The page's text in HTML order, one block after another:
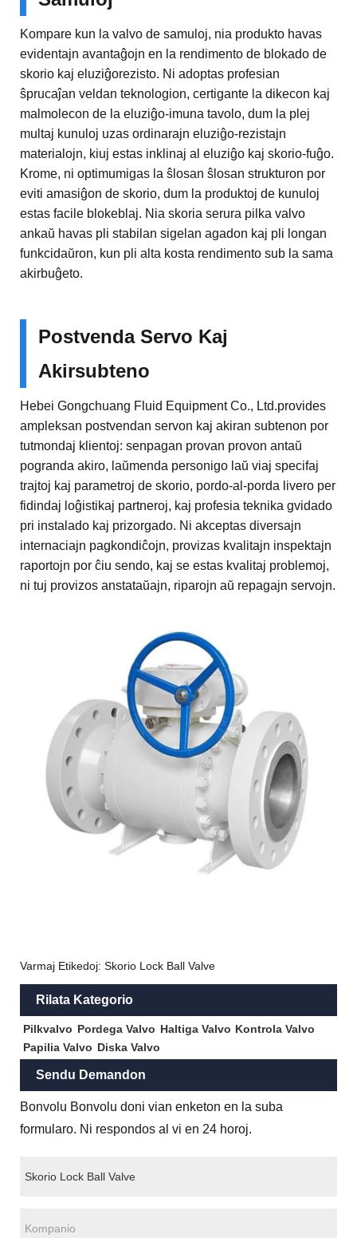
Kompare kun la valvo de samuloj, nia produkto havas
evidentajn avantaĝojn en la rendimento de blokado de
skorio kaj eluziĝorezisto. Ni adoptas profesian
ŝprucaĵan veldan teknologion, certigante la dikecon kaj
malmolecon de la eluziĝo-imuna tavolo, dum la plej
multaj kunuloj uzas ordinarajn eluziĝo-rezistajn
materialojn, kiuj estas inklinaj al eluziĝo kaj skorio-fuĝo.
Krome, ni optimumigas la ŝlosan ŝlosan strukturon por
eviti amasiĝon de skorio, dum la produktoj de kunuloj
estas facile blokeblaj. Nia skoria serura pilka valvo
ankaŭ havas pli stabilan sigelan agadon kaj pli longan
funkcidaŭron, kun pli alta kosta rendimento sub la sama
akirbuĝeto.
Postvenda Servo Kaj
Akirsubteno
Hebei Gongchuang Fluid Equipment Co., Ltd.provides
ampleksan postvendan servon kaj akiran subtenon por
tutmondaj klientoj: senpagan provan provon antaŭ
pogranda akiro, laŭmenda personigo laŭ viaj specifaj
trajtoj kaj parametroj de skorio, pordo-al-porda livero per
fidindaj loĝistikaj partneroj, kaj profesia teknika gvidado
pri instalado kaj prizorgado. Ni akceptas diversajn
internaciajn pagkondiĉojn, provizas kvalitajn inspektajn
raportojn por ĉiu sendo, kaj se estas kvalitaj problemoj,
ni tuj provizos anstataŭajn, riparojn aŭ repagajn servojn.
Varmaj Etikedoj: Skorio Lock Ball Valve
Rilata Kategorio
Pilkvalvo Pordega Valvo Haltiga Valvo Kontrola Valvo
Papilia Valvo Diska Valvo
Sendu Demandon
Bonvolu Bonvolu doni vian enketon en la suba
formularo. Ni respondos al vi en 24 horoj.